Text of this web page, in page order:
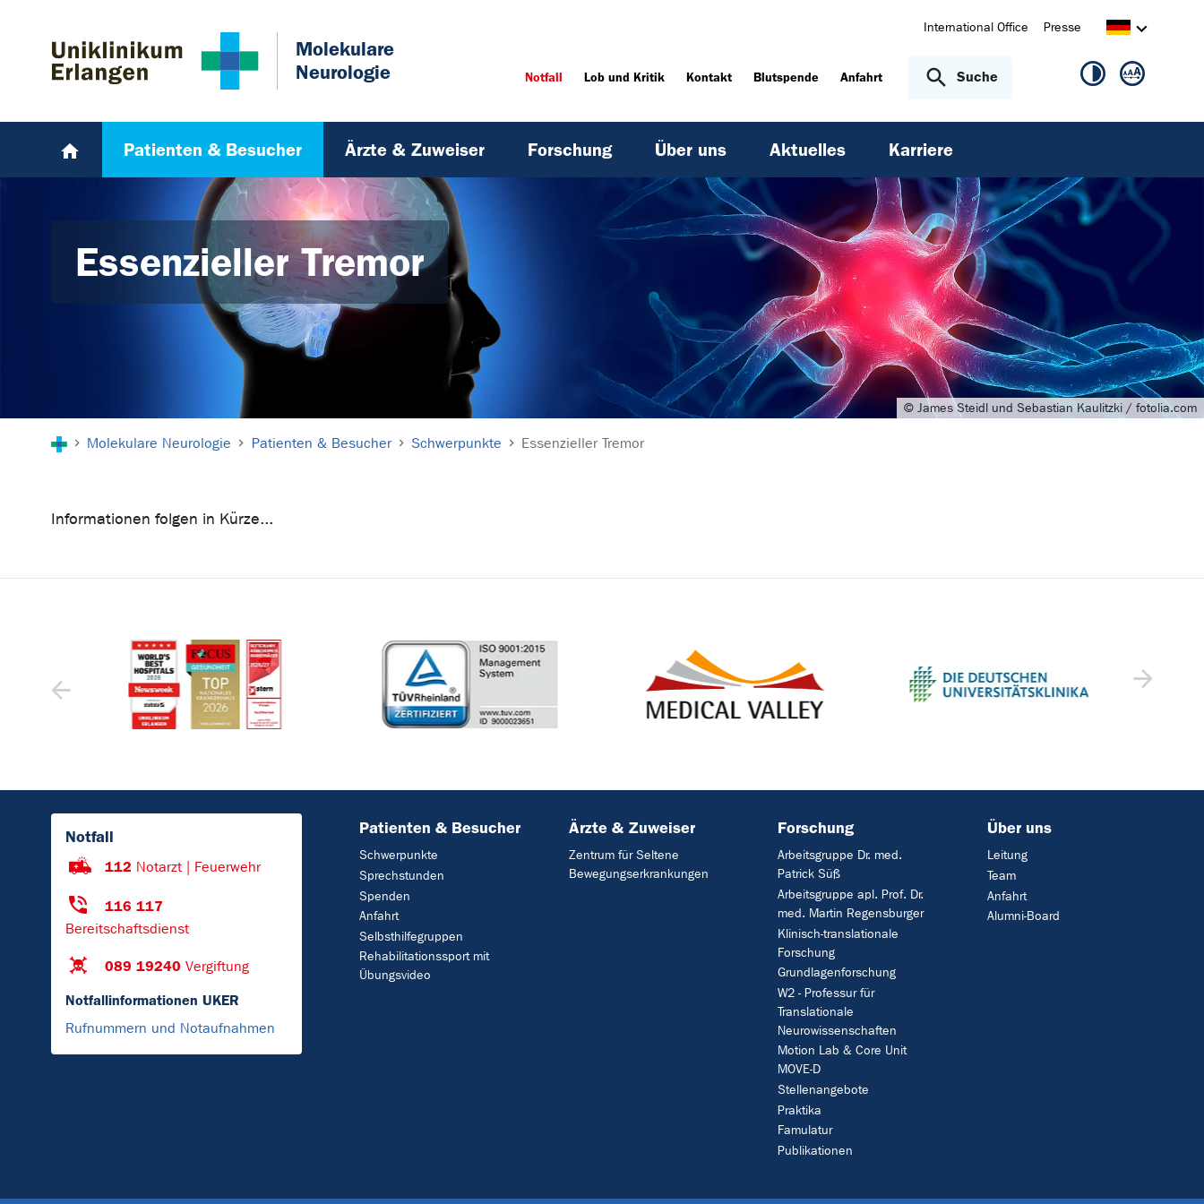
Molekulare
Neurologie
International Office Presse
Notfall Lob und Kritik Kontakt Blutspende Anfahrt Suche
Patienten & Besucher Ärzte & Zuweiser Forschung Über uns Aktuelles Karriere
© James Steidl und Sebastian Kaulitzki / fotolia.com
Essenzieller Tremor
Molekulare Neurologie Patienten & Besucher Schwerpunkte Essenzieller Tremor
Informationen folgen in Kürze...
Notfall
112 Notarzt | Feuerwehr
116 117
Bereitschaftsdienst
089 19240 Vergiftung
Notfallinformationen UKER
Rufnummern und Notaufnahmen
Patienten & Besucher
Schwerpunkte
Sprechstunden
Spenden
Anfahrt
Selbsthilfegruppen
Rehabilitationssport mit
Übungsvideo
Ärzte & Zuweiser
Zentrum für Seltene
Bewegungserkrankungen
Forschung
Arbeitsgruppe Dr. med.
Patrick Süß
Arbeitsgruppe apl. Prof. Dr.
med. Martin Regensburger
Klinisch-translationale
Forschung
Grundlagenforschung
W2 - Professur für
Translationale
Neurowissenschaften
Motion Lab & Core Unit
MOVE-D
Stellenangebote
Praktika
Famulatur
Publikationen
Über uns
Leitung
Team
Anfahrt
Alumni-Board